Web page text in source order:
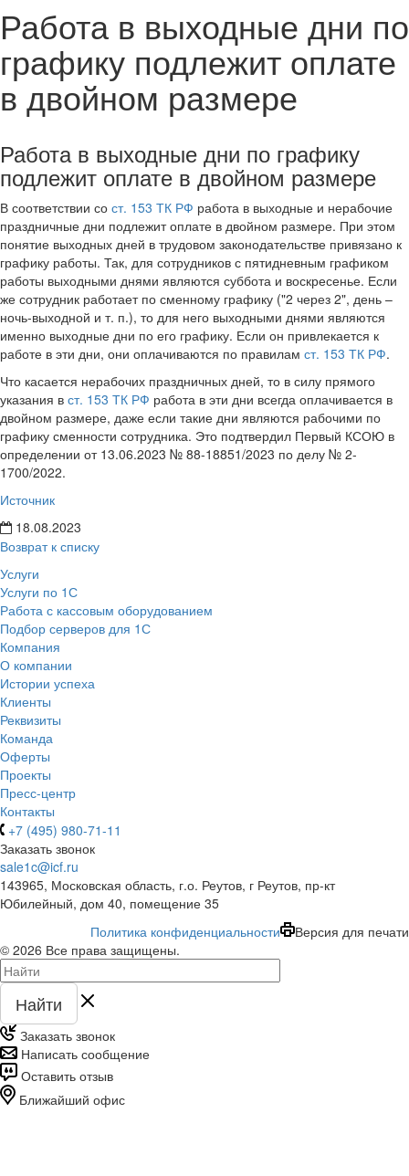
Работа в выходные дни по
графику подлежит оплате
в двойном размере
Работа в выходные дни по графику
подлежит оплате в двойном размере
В соответствии со ст. 153 ТК РФ работа в выходные и нерабочие
праздничные дни подлежит оплате в двойном размере. При этом
понятие выходных дней в трудовом законодательстве привязано к
графику работы. Так, для сотрудников с пятидневным графиком
работы выходными днями являются суббота и воскресенье. Если
же сотрудник работает по сменному графику ("2 через 2", день –
ночь-выходной и т. п.), то для него выходными днями являются
именно выходные дни по его графику. Если он привлекается к
работе в эти дни, они оплачиваются по правилам ст. 153 ТК РФ.
Что касается нерабочих праздничных дней, то в силу прямого
указания в ст. 153 ТК РФ работа в эти дни всегда оплачивается в
двойном размере, даже если такие дни являются рабочими по
графику сменности сотрудника. Это подтвердил Первый КСОЮ в
определении от 13.06.2023 № 88-18851/2023 по делу № 2-
1700/2022.
Источник
18.08.2023
Возврат к списку
Услуги
Услуги по 1С
Работа с кассовым оборудованием
Подбор серверов для 1С
Компания
О компании
Истории успеха
Клиенты
Реквизиты
Команда
Оферты
Проекты
Пресс-центр
Контакты
+7 (495) 980-71-11
Заказать звонок
sale1c@icf.ru
143965, Московская область, г.о. Реутов, г Реутов, пр-кт
Юбилейный, дом 40, помещение 35
Версия для печати
Политика конфиденциальности
© 2026 Все права защищены.
Найти
Заказать звонок
Написать сообщение
Оставить отзыв
Ближайший офис